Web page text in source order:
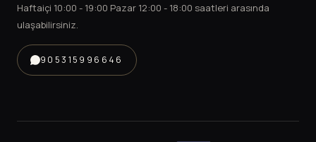
Haftaiçi 10:00 - 19:00 Pazar 12:00 - 18:00 saatleri arasında
ulaşabilirsiniz.
905315996646